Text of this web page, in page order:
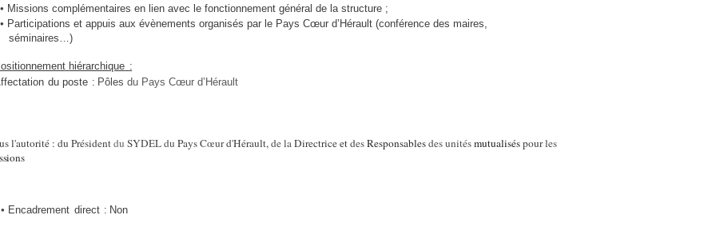
• Missions complémentaires en lien avec le fonctionnement général de la structure ;
• Participations et appuis aux évènements organisés par le Pays Cœur d’Hérault (conférence des maires,
séminaires…)
hiérarchique :
du poste : Pôles du Pays Cœur d’Hérault
l'autorité : du Présidentdu SYDELdu PaysCœurd'Hérault,de laDirectriceetdesResponsablesdes unitésmutualiséspourles
• Encadrement direct : Non